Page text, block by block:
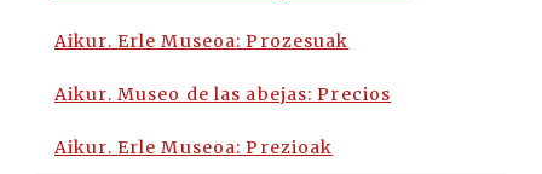
Aikur. Erle Museoa: Prozesuak
Aikur. Museo de las abejas: Precios
Aikur. Erle Museoa: Prezioak